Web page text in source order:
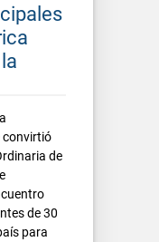
convirtió
de
de 30
para